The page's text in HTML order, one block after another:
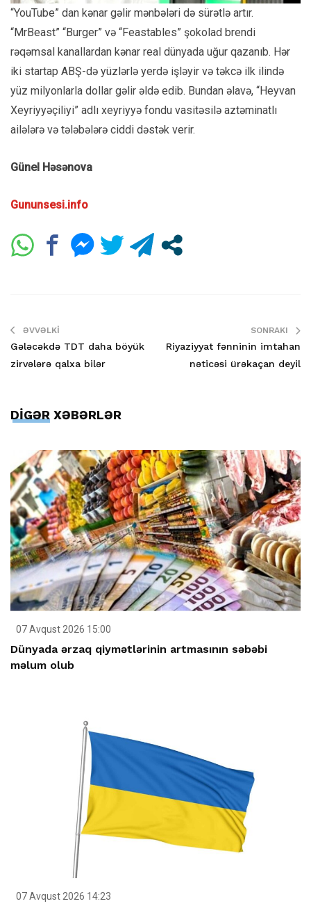
“YouTube” dan kənar gəlir mənbələri də sürətlə artır.
“MrBeast” “Burger” və “Feastables” şokolad brendi
rəqəmsal kanallardan kənar real dünyada uğur qazanıb. Hər
iki startap ABŞ-də yüzlərlə yerdə işləyir və təkcə ilk ilində
yüz milyonlarla dollar gəlir əldə edib. Bundan əlavə, “Heyvan
Xeyriyyəçiliyi” adlı xeyriyyə fondu vasitəsilə aztəminatlı
ailələrə və tələbələrə ciddi dəstək verir.
Günel Həsənova
Gununsesi.info
ƏVVƏLKI
Gələcəkdə TDT daha böyük
zirvələrə qalxa bilər
SONRAKI
Riyaziyyat fənninin imtahan
nəticəsi ürəkaçan deyil
DİGƏR XƏBƏRLƏR
07 Avqust 2026 15:00
Dünyada ərzaq qiymətlərinin artmasının səbəbi
məlum olub
07 Avqust 2026 14:23